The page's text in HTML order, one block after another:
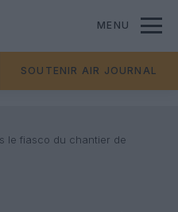
MENU
SOUTENIR AIR JOURNAL
le fiasco du chantier de